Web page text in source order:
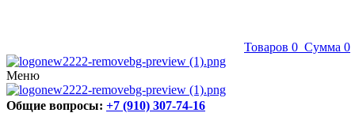
Товаров 0 Сумма 0
Меню
Общие вопросы: +7 (910) 307-74-16